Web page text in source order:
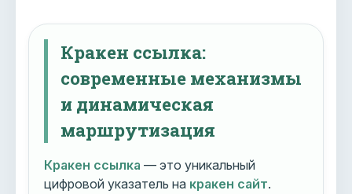
Кракен ссылка:
современные механизмы
и динамическая
маршрутизация
Кракен ссылка — это уникальный
цифровой указатель на кракен сайт.